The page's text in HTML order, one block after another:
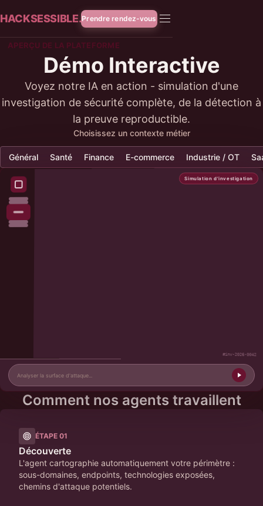
HACKSESSIBLE.Prendre rendez-vous
APERÇU DE LA PLATEFORME
Démo Interactive
Voyez notre IA en action - simulation d'une
investigation de sécurité complète, de la détection à
la preuve reproductible.
Choisissez un contexte métier
Général Santé Finance E-commerce Industrie / OT
Simulation d'investigation
#inv-2026-0042
Comment nos agents travaillent
ÉTAPE 01
Découverte
L'agent cartographie automatiquement votre périmètre :
sous-domaines, endpoints, technologies exposées,
chemins d'attaque potentiels.